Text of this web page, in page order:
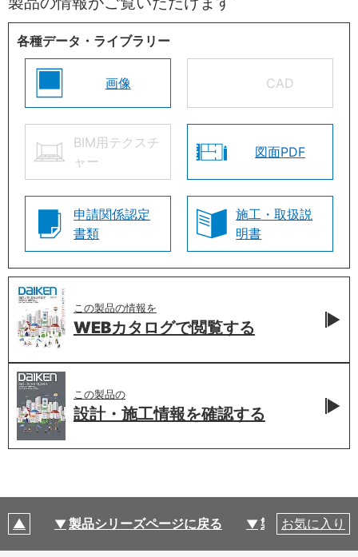
各種データ・ライブラリー
画像 CAD
BIM用テクスチ
ャー
図面PDF
申請関係認定
書類
施工・取扱説
明書
この製品の情報を
WEBカタログで閲覧する
この製品の
設計・施工情報を確認する
製品シリーズページに戻る 製品仕様
お気に入り